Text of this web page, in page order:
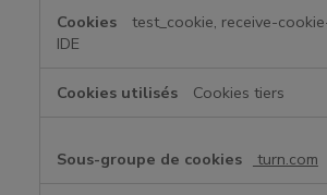
test_cookie, receive-
IDE
Cookies tiers
turn.com